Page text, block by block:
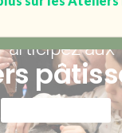
aux